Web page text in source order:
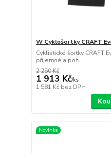
W Cyklošortky CRAFT
Cyklistické šortky CRAFT
příjemné a poh...
2 250 Kč
1 913 Kč/ks
1 581 Kč bez DPH
Novinka